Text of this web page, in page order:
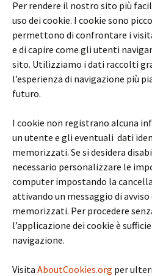
Per rendere il nostro sito più
uso dei cookie. I cookie sono
permettono di confrontare i
e di capire come gli utenti
sito. Utilizziamo i dati raccolti
l’esperienza di navigazione più
futuro.
I cookie non registrano alcuna
un utente e gli eventuali dati
memorizzati. Se si desidera
necessario personalizzare le
computer impostando la
attivando un messaggio di
memorizzati. Per procedere
l’applicazione dei cookie è
navigazione.
Visita AboutCookies.org per